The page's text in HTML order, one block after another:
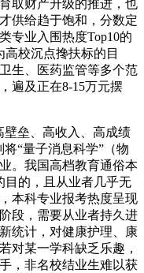
取财产升级的推进，也
供给趋于饱和，分数定
专业入围热度Top10的
校沉点搀扶标的目
生、医药监管等多个范
遍及正在8-15万元摆
垒、高收入、高成绩
“量子消息科学”（物
。我国高档教育通俗本
目的，且从业者几乎无
本科专业报考热度呈现
段，需要从业者持久进
统计，对健康护理、康
对某一学科缺乏乐趣，
，非名校结业生难以获